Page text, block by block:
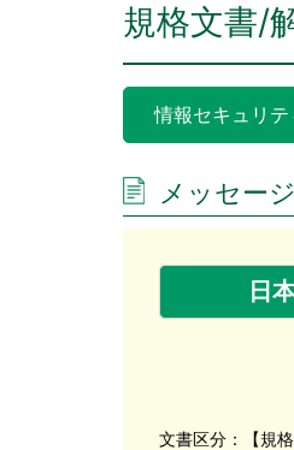
規格文書/
情報セキュリテ
メッセー
日
文書区分：【規格